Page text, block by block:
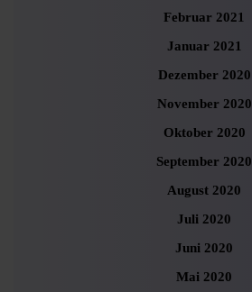
Februar 2021
Januar 2021
Dezember 2020
November 2020
Oktober 2020
September 2020
August 2020
Juli 2020
Juni 2020
Mai 2020